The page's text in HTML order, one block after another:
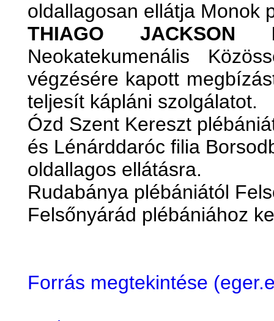
oldallagosan ellátja
THIAGO JACKSON
Neokatekumenális
végzésére kapott
teljesít kápláni szolgálatot.
Ózd Szent Kereszt
és Lénárddaróc filia
oldallagos ellátásra.
Rudabánya plébániától
Felsőnyárád plébániához
Forrás megtekintése